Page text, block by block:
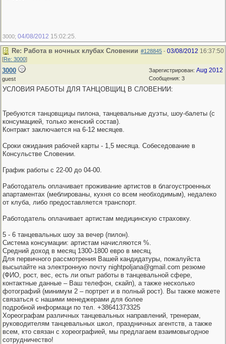
3000; 04/08/2012 15:02:25
#128845 - 03/08/2012 16:37:50
Re: Работа в ночных клубах Словении
[Re: 3000]
Зарегистрирован: Aug 2012
Сообщения: 3
3000
guest
УСЛОВИЯ РАБОТЫ ДЛЯ ТАНЦОВЩИЦ В СЛОВЕНИИ:
Требуются танцовщицы пилона, танцевальные дуэты, шоу-балеты (с
консумацией, только женский состав).
Контракт заключается на 6-12 месяцев.
Сроки ожидания рабочей карты - 1,5 месяца. Собеседование в
Консульстве Словении.
График работы с 22-00 до 04-00.
Работодатель оплачивает проживание артистов в благоустроенных
апартаментах (меблированы, кухня со всем необходимым), недалеко
от клуба, либо предоставляется транспорт.
Работодатель оплачивает артистам медицинскую страховку.
5 - 6 танцевальных шоу за вечер (пилон).
Система консумации: артистам начисляются %.
Средний доход в месяц 1300-1800 евро в месяц.
Для первичного рассмотрения Вашей кандидатуры, пожалуйста
высылайте на электронную почту nightpoljana@gmail.com резюме
(ФИО, рост, вес, есть ли опыт работы в танцевальной сфере,
контактные данные – Ваш телефон, скайп), а также несколько
фотографий (минимум 2 – портрет и в полный рост). Вы также можете
связаться с нашими менеджерами для более
подробной информаци по тел. +38641373325
Хореографам различных танцевальных направлений, тренерам,
руководителям танцевальных школ, праздничных агентств, а также
всем, кто связан с хореографией, мы предлагаем взаимовыгодное
сотрудничество!